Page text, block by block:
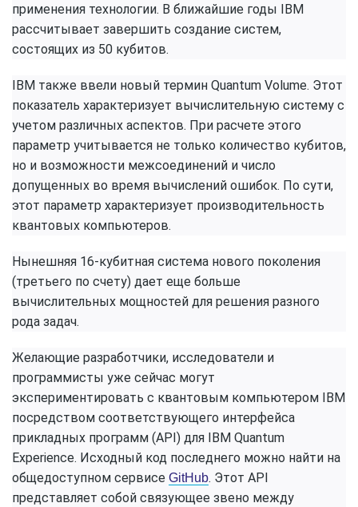
применения технологии. В ближайшие годы IBM
рассчитывает завершить создание систем,
состоящих из 50 кубитов.
IBM также ввели новый термин Quantum Volume. Этот
показатель характеризует вычислительную систему с
учетом различных аспектов. При расчете этого
параметр учитывается не только количество кубитов,
но и возможности межсоединений и число
допущенных во время вычислений ошибок. По сути,
этот параметр характеризует производительность
квантовых компьютеров.
Нынешняя 16-кубитная система нового поколения
(третьего по счету) дает еще больше
вычислительных мощностей для решения разного
рода задач.
Желающие разработчики, исследователи и
программисты уже сейчас могут
экспериментировать с квантовым компьютером IBM
посредством соответствующего интерфейса
прикладных программ (API) для IBM Quantum
Experience. Исходный код последнего можно найти на
общедоступном сервисе GitHub. Этот API
представляет собой связующее звено между